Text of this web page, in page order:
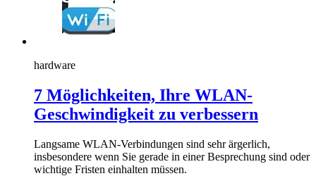
hardware
7 Möglichkeiten, Ihre WLAN-
Geschwindigkeit zu verbessern
Langsame WLAN-Verbindungen sind sehr ärgerlich,
insbesondere wenn Sie gerade in einer Besprechung sind oder
wichtige Fristen einhalten müssen.